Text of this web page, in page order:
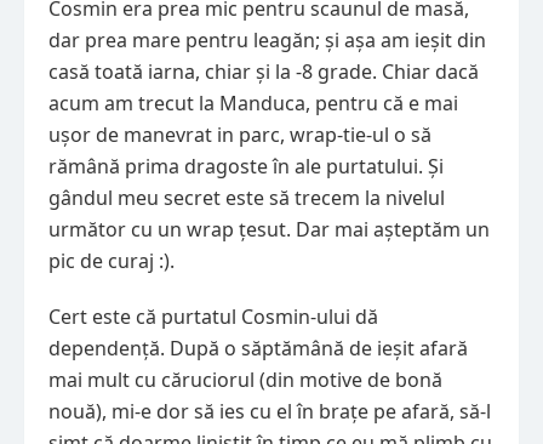
Cosmin era prea mic pentru scaunul de masă,
dar prea mare pentru leagăn; și așa am ieșit din
casă toată iarna, chiar și la -8 grade. Chiar dacă
acum am trecut la Manduca, pentru că e mai
ușor de manevrat in parc, wrap-tie-ul o să
rămână prima dragoste în ale purtatului. Și
gândul meu secret este să trecem la nivelul
următor cu un wrap țesut. Dar mai așteptăm un
pic de curaj :).
Cert este că purtatul Cosmin-ului dă
dependență. După o săptămână de ieșit afară
mai mult cu căruciorul (din motive de bonă
nouă), mi-e dor să ies cu el în brațe pe afară, să-l